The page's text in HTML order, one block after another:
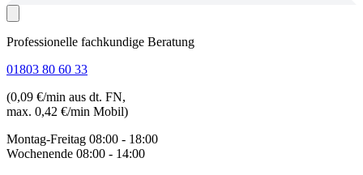
Professionelle fachkundige Beratung
01803 80 60 33
(0,09 €/min aus dt. FN,
max. 0,42 €/min Mobil)
Montag-Freitag 08:00 - 18:00
Wochenende 08:00 - 14:00